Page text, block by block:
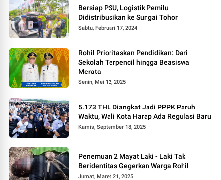
Bersiap PSU, Logistik Pemilu
Didistribusikan ke Sungai Tohor
Sabtu, Februari 17, 2024
Rohil Prioritaskan Pendidikan: Dari
Sekolah Terpencil hingga Beasiswa
Merata
Senin, Mei 12, 2025
5.173 THL Diangkat Jadi PPPK Paruh
Waktu, Wali Kota Harap Ada Regulasi Baru
Kamis, September 18, 2025
Penemuan 2 Mayat Laki - Laki Tak
Beridentitas Gegerkan Warga Rohil
Jumat, Maret 21, 2025